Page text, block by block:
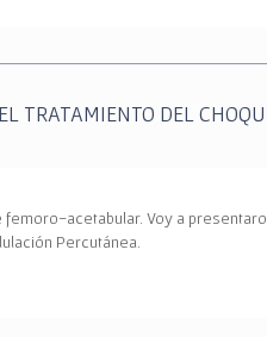
TRATAMIENTO DEL
femoro-acetabular. Voy a
Percutánea.